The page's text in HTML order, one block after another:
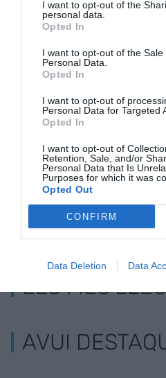
I want to opt-out of the
personal data.
Opted In
I want to opt-out of the Sale
Personal Data.
Opted In
I want to opt-out of
Personal Data for Targeted
Opted In
I want to opt-out of
Retention, Sale, and/or
Personal Data that Is
Purposes for which it was
Opted Out
CONFIRM
Data Deletion Data
El BBVA no veu "cap
sorpresa" en els
resultats del
Sabadell i no
elevarà l'oferta de
Els
BBVA
ELS MÉS
AVUI